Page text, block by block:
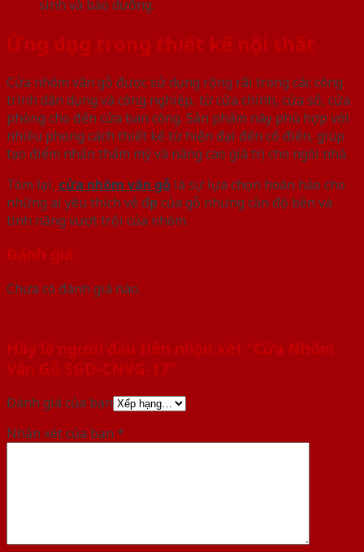
sinh và bảo dưỡng.
Ứng dụng trong thiết kế nội thất
Cửa nhôm vân gỗ được sử dụng rộng rãi trong các công
trình dân dụng và công nghiệp, từ cửa chính, cửa sổ, cửa
phòng cho đến cửa ban công. Sản phẩm này phù hợp với
nhiều phong cách thiết kế từ hiện đại đến cổ điển, giúp
tạo điểm nhấn thẩm mỹ và nâng cao giá trị cho ngôi nhà.
Tóm lại, cửa nhôm vân gỗ là sự lựa chọn hoàn hảo cho
những ai yêu thích vẻ đẹp của gỗ nhưng cần độ bền và
tính năng vượt trội của nhôm.
Đánh giá
Chưa có đánh giá nào.
Hãy là người đầu tiên nhận xét “Cửa Nhôm
Vân Gỗ SGD-CNVG-17”
Đánh giá của bạn
Nhận xét của bạn *